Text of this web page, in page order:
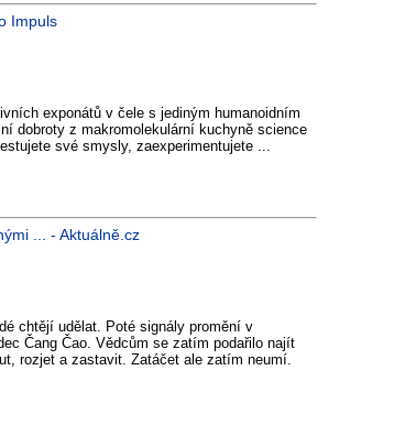
Impuls
exponátů v čele s jediným humanoidním
dobroty z makromolekulární kuchyně science
své smysly, zaexperimentujete ...
... - Aktuálně.cz
chtějí udělat. Poté signály promění v
Čang Čao. Vědcům se zatím podařilo najít
rozjet a zastavit. Zatáčet ale zatím neumí.